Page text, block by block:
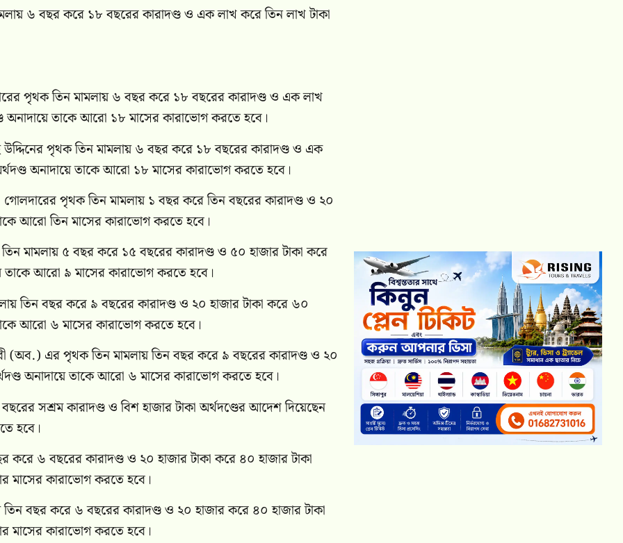
৬ বছর করে ১৮ বছরের কারাদণ্ড ও এক লাখ করে তিন লাখ টাকা
পৃথক তিন মামলায় ৬ বছর করে ১৮ বছরের কারাদণ্ড ও এক লাখ
অনাদায়ে তাকে আরো ১৮ মাসের কারাভোগ করতে হবে।
উদ্দিনের পৃথক তিন মামলায় ৬ বছর করে ১৮ বছরের কারাদণ্ড ও এক
অনাদায়ে তাকে আরো ১৮ মাসের কারাভোগ করতে হবে।
গোলদারের পৃথক তিন মামলায় ১ বছর করে তিন বছরের কারাদণ্ড ও ২০
আরো তিন মাসের কারাভোগ করতে হবে।
মামলায় ৫ বছর করে ১৫ বছরের কারাদণ্ড ও ৫০ হাজার টাকা করে
তাকে আরো ৯ মাসের কারাভোগ করতে হবে।
তিন বছর করে ৯ বছরের কারাদণ্ড ও ২০ হাজার টাকা করে ৬০
আরো ৬ মাসের কারাভোগ করতে হবে।
এর পৃথক তিন মামলায় তিন বছর করে ৯ বছরের কারাদণ্ড ও ২০
অনাদায়ে তাকে আরো ৬ মাসের কারাভোগ করতে হবে।
সশ্রম কারাদণ্ড ও বিশ হাজার টাকা অর্থদণ্ডের আদেশ দিয়েছেন
হবে।
৬ বছরের কারাদণ্ড ও ২০ হাজার টাকা করে ৪০ হাজার টাকা
মাসের কারাভোগ করতে হবে।
বছর করে ৬ বছরের কারাদণ্ড ও ২০ হাজার করে ৪০ হাজার টাকা
মাসের কারাভোগ করতে হবে।